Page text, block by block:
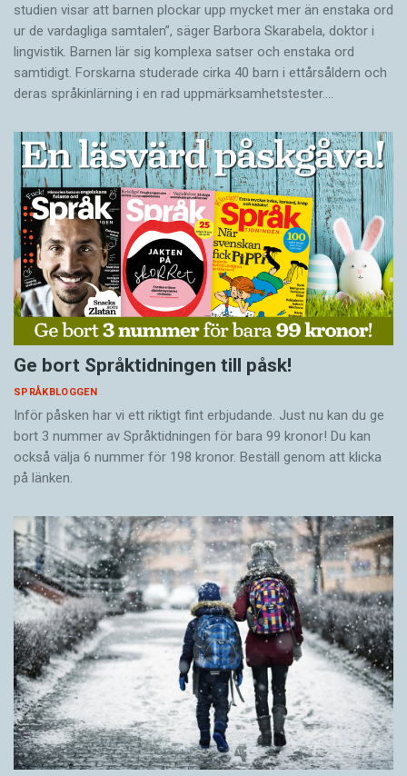
studien visar att barnen plockar upp mycket mer än enstaka ord
ur de vardagliga samtalen”, säger Barbora Skarabela, doktor i
lingvistik. Barnen lär sig komplexa satser och enstaka ord
samtidigt. Forskarna studerade cirka 40 barn i ettårsåldern och
deras språkinlärning i en rad uppmärksamhetstester.…
Ge bort Språktidningen till påsk!
SPRÅKBLOGGEN
Inför påsken har vi ett riktigt fint erbjudande. Just nu kan du ge
bort 3 nummer av Språktidningen för bara 99 kronor! Du kan
också välja 6 nummer för 198 kronor. Beställ genom att klicka
på länken.